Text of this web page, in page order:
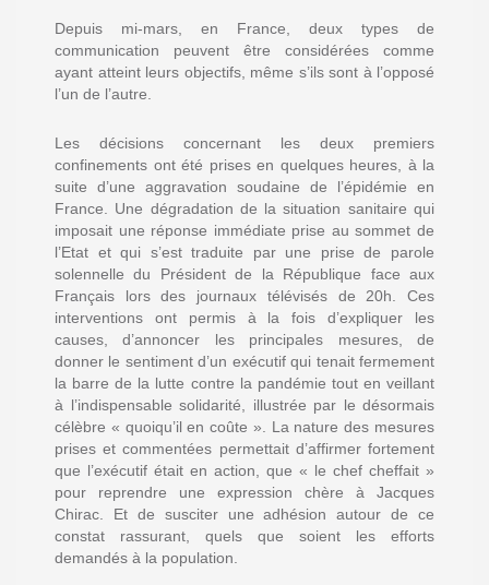
Depuis mi-mars, en France, deux types de
communication peuvent être considérées comme
ayant atteint leurs objectifs, même s’ils sont à l’opposé
l’un de l’autre.
Les décisions concernant les deux premiers
confinements ont été prises en quelques heures, à la
suite d’une aggravation soudaine de l’épidémie en
France. Une dégradation de la situation sanitaire qui
imposait une réponse immédiate prise au sommet de
l’Etat et qui s’est traduite par une prise de parole
solennelle du Président de la République face aux
Français lors des journaux télévisés de 20h. Ces
interventions ont permis à la fois d’expliquer les
causes, d’annoncer les principales mesures, de
donner le sentiment d’un exécutif qui tenait fermement
la barre de la lutte contre la pandémie tout en veillant
à l’indispensable solidarité, illustrée par le désormais
célèbre « quoiqu’il en coûte ». La nature des mesures
prises et commentées permettait d’affirmer fortement
que l’exécutif était en action, que « le chef cheffait »
pour reprendre une expression chère à Jacques
Chirac. Et de susciter une adhésion autour de ce
constat rassurant, quels que soient les efforts
demandés à la population.